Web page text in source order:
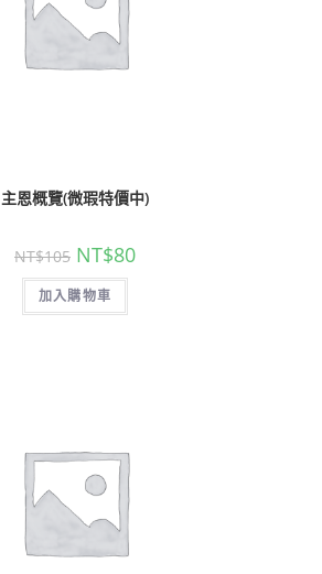
主恩概覽(微瑕特價中)
NT$105 NT$80
加入購物車